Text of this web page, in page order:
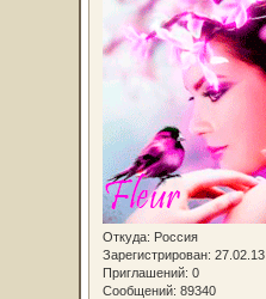
Откуда: Россия
Зарегистрирован: 27.02.13
Приглашений: 0
Сообщений: 89340